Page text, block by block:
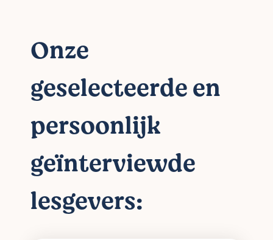
Onze
geselecteerde en
persoonlijk
geïnterviewde
lesgevers: